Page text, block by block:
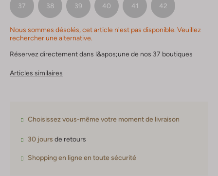
37 38 39 40 41 42
Nous sommes désolés, cet article n'est pas disponible. Veuillez
rechercher une alternative.
Réservez directement dans l&apos;une de nos 37 boutiques
Articles similaires
Choisissez vous-même votre moment de livraison
30 jours de retours
Shopping en ligne en toute sécurité